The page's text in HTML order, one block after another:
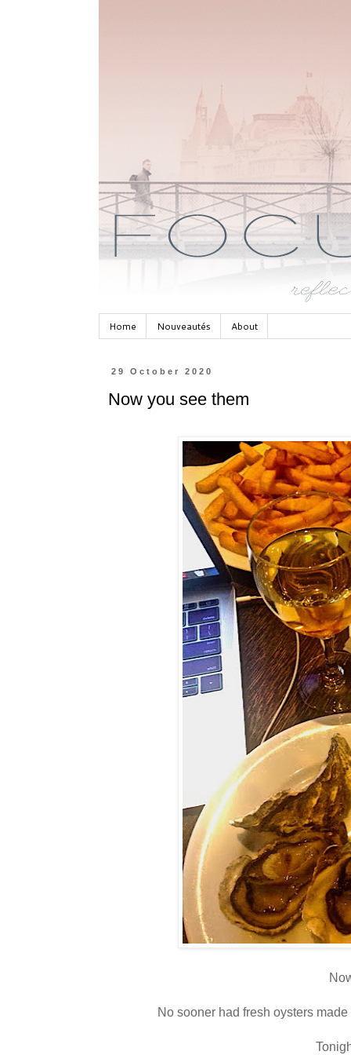
Home Nouveautés About
29 October 2020
Now you see them
No sooner had fresh oysters